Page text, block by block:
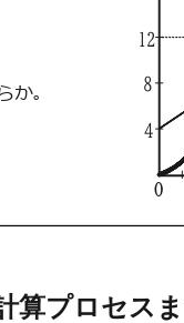
算プロセス